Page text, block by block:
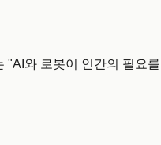
"AI와 로봇이 인간의 필요를